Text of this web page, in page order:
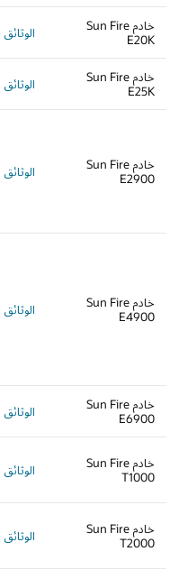
خادم Sun Fire
E20K
الوثائق
خادم Sun Fire
E25K
الوثائق
خادم Sun Fire
E2900
الوثائق
خادم Sun Fire
E4900
الوثائق
خادم Sun Fire
E6900
الوثائق
خادم Sun Fire
T1000
الوثائق
خادم Sun Fire
T2000
الوثائق